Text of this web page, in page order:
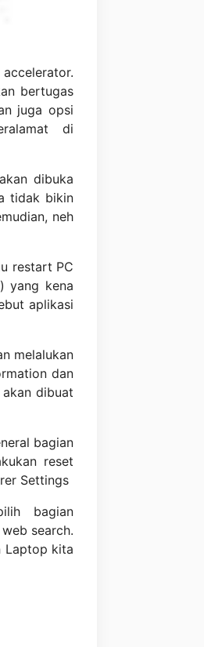
bertugas
juga opsi
di
dibuka
tidak bikin
neh
restart PC
yang kena
aplikasi
melalukan
dan
dibuat
bagian
reset
Settings
bagian
search.
Laptop kita